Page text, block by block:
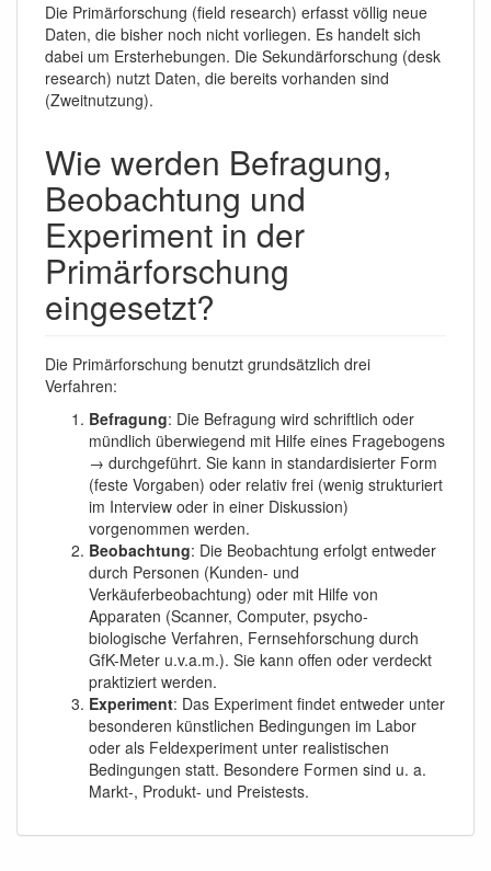
Die Primärforschung (field research) erfasst völlig neue
Daten, die bisher noch nicht vorliegen. Es handelt sich
dabei um Ersterhebungen. Die Sekundärforschung (desk
research) nutzt Daten, die bereits vorhanden sind
(Zweitnutzung).
Wie werden Befragung,
Beobachtung und
Experiment in der
Primärforschung
eingesetzt?
Die Primärforschung benutzt grundsätzlich drei
Verfahren:
Befragung: Die Befragung wird schriftlich oder
mündlich überwiegend mit Hilfe eines Fragebogens
→ durchgeführt. Sie kann in standardisierter Form
(feste Vorgaben) oder relativ frei (wenig strukturiert
im Interview oder in einer Diskussion)
vorgenommen werden.
Beobachtung: Die Beobachtung erfolgt entweder
durch Personen (Kunden- und
Verkäuferbeobachtung) oder mit Hilfe von
Apparaten (Scanner, Computer, psycho-
biologische Verfahren, Fernsehforschung durch
GfK-Meter u.v.a.m.). Sie kann offen oder verdeckt
praktiziert werden.
Experiment: Das Experiment findet entweder unter
besonderen künstlichen Bedingungen im Labor
oder als Feldexperiment unter realistischen
Bedingungen statt. Besondere Formen sind u. a.
Markt-, Produkt- und Preistests.